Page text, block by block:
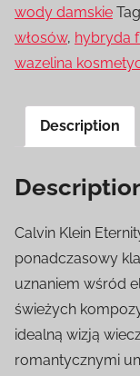
wody damskie
włosów, hybryda
wazelina
Description
Calvin Klein
ponadczasowy
uznaniem wśród
świeżych
idealną wizją
romantycznymi